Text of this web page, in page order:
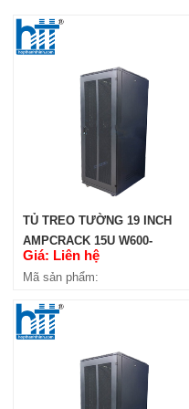
TỦ TREO TƯỜNG 19 INCH
AMPCRACK 15U W600-
H1360-D600
Giá: Liên hệ
Mã sản phẩm: